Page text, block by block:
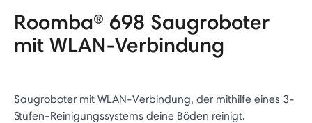
Roomba® 698 Saugroboter
mit WLAN-Verbindung
Saugroboter mit WLAN-Verbindung, der mithilfe eines 3-
Stufen-Reinigungssystems deine Böden reinigt.